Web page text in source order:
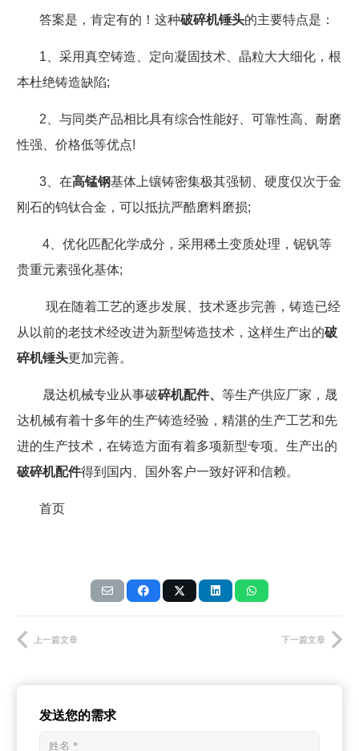
答案是，肯定有的！这种破碎机锤头的主要特点是：
1 、采用真空铸造、定向凝固技术、晶粒大大细化，根
本杜绝铸造缺陷;
2 、与同类产品相比具有综合性能好、可靠性高、耐磨
性强、价格低等优点!
3 、在高锰钢基体上镶铸密集极其强韧、硬度仅次于金
刚石的钨钛合金，可以抵抗严酷磨料磨损;
4 、优化匹配化学成分，采用稀土变质处理，铌钒等
贵重元素强化基体;
现在随着工艺的逐步发展、技术逐步完善，铸造已经
从以前的老技术经改进为新型铸造技术，这样生产出的破
碎机锤头更加完善。
晟达机械专业从事破碎机配件、 等生产供应厂家，晟
达机械有着十多年的生产铸造经验，精湛的生产工艺和先
进的生产技术，在铸造方面有着多项新型专项。 生产出的
破碎机配件得到国内、国外客户一致好评和信赖。
首页
上一篇文章 下一篇文章
发送您的需求